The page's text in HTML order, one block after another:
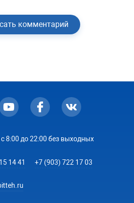
комментарий
8:00 до 22:00 без выходных
14 41 +7 (903) 722 17 03